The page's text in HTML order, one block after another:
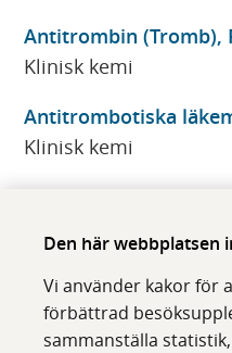
Den här webbplatsen
Vi använder kakor för
förbättrad
sammanställa
Antitrombin (Tromb),
Klinisk kemi
Antitrombotiska
Klinisk kemi
Antitrombotiska
Klinisk kemi